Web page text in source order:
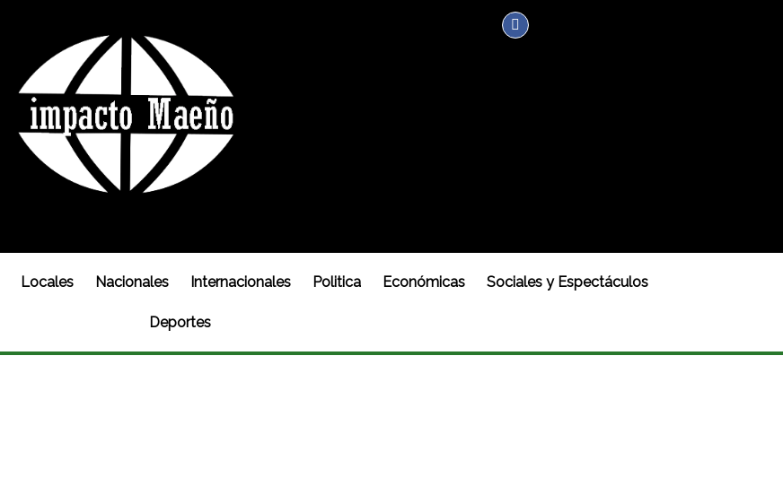
Locales Nacionales Internacionales Politica Económicas Sociales y Espectáculos
Deportes